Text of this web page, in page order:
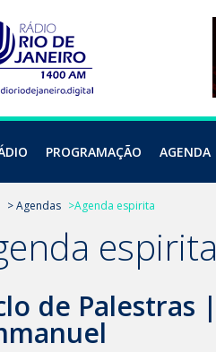
PROGRAMAÇÃO AGENDA
> Agendas >Agenda espirita
espirita
de Palestras |